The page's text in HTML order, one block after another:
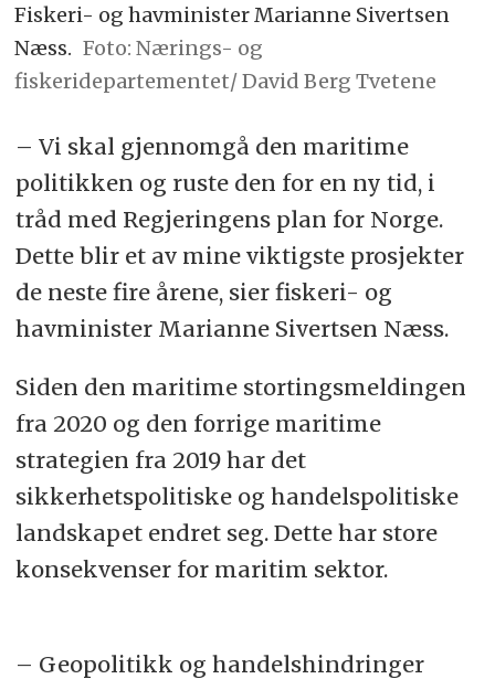
Fiskeri- og havminister Marianne Sivertsen
Næss. Foto: Nærings- og
fiskeridepartementet/ David Berg Tvetene
– Vi skal gjennomgå den maritime
politikken og ruste den for en ny tid, i
tråd med Regjeringens plan for Norge.
Dette blir et av mine viktigste prosjekter
de neste fire årene, sier fiskeri- og
havminister Marianne Sivertsen Næss.
Siden den maritime stortingsmeldingen
fra 2020 og den forrige maritime
strategien fra 2019 har det
sikkerhetspolitiske og handelspolitiske
landskapet endret seg. Dette har store
konsekvenser for maritim sektor.
– Geopolitikk og handelshindringer